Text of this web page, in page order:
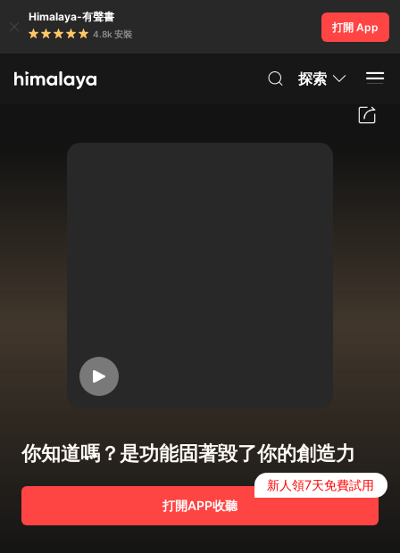
Himalaya-有聲書
4.8k 安裝
打開 App
探索
你知道嗎？是功能固著毀了你的創造力
打開APP收聽
新人領7天免費試用